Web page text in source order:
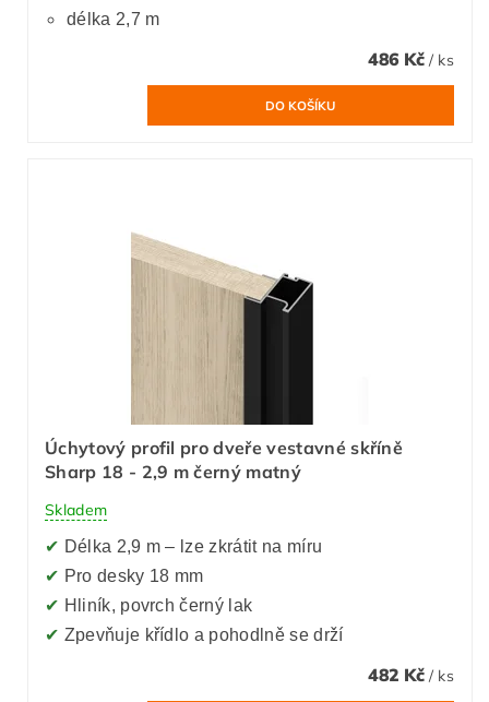
délka 2,7 m
486 Kč / ks
Úchytový profil pro dveře vestavné skříně
Sharp 18 - 2,9 m černý matný
Skladem
✔ Délka 2,9 m – lze zkrátit na míru
✔ Pro desky 18 mm
✔ Hliník, povrch černý lak
✔ Zpevňuje křídlo a pohodlně se drží
482 Kč / ks